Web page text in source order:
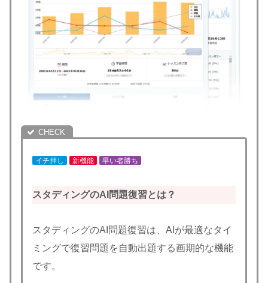
イチ押し 新機能 早い者勝ち
スタディングのAI問題復習とは？
スタディングのAI問題復習は、AIが最適なタイ
ミングで復習問題を自動出題する画期的な機能
です。